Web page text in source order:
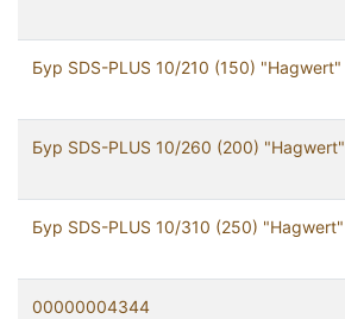
Бур SDS-PLUS 10/210 (150) "Hagwert"
Бур SDS-PLUS 10/260 (200) "Hagwert"
Бур SDS-PLUS 10/310 (250) "Hagwert"
00000004344